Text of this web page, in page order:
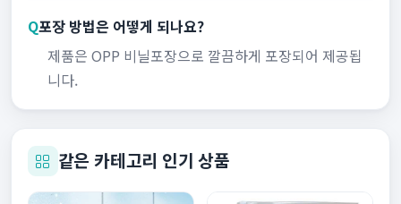
Q포장 방법은 어떻게 되나요?
제품은 OPP 비닐포장으로 깔끔하게 포장되어 제공됩
니다.
같은 카테고리 인기 상품